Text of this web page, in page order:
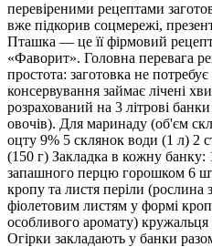
перевіреними рецептами
вже підкорив соцмережі,
Пташка — це її фірмовий
«Фаворит». Головна перевага
простота: заготовка не потребує
консервування займає лічені
розрахований на 3 літрові
овочів). Для маринаду (об'єм
оцту 9% 5 склянок води (1 л) 2
(150 г) Закладка в кожну
запашного перцю горошком 6
кропу та листя періли (рослина
фіолетовим листям у формі
особливого аромату)
Огірки закладають у банки